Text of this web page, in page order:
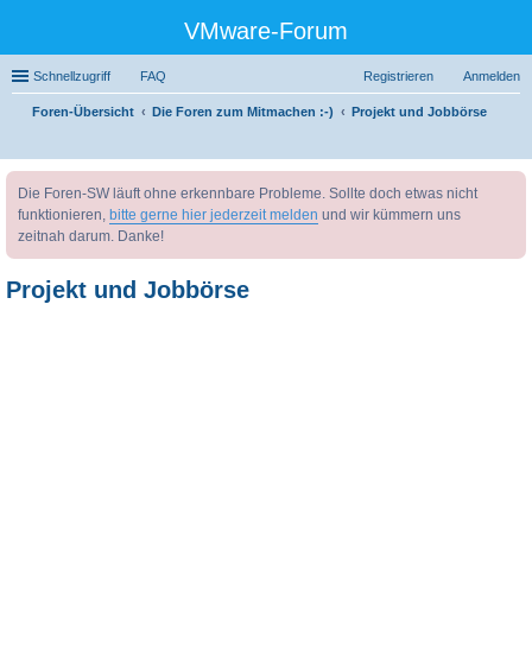
VMware-Forum
Schnellzugriff FAQ Anmelden
Registrieren
Foren-Übersicht Die Foren zum Mitmachen :-) Projekt und Jobbörse
uc
Die Foren-SW läuft ohne erkennbare Probleme. Sollte doch etwas nicht
funktionieren, bitte gerne hier jederzeit melden und wir kümmern uns
zeitnah darum. Danke!
Projekt und Jobbörse